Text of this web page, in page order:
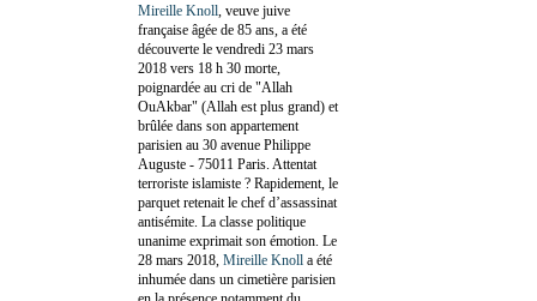
Mireille Knoll , veuve juive
française âgée de 85 ans, a été
découverte le vendredi 23 mars
2018 vers 18 h 30 morte,
poignardée au cri de "Allah
OuAkbar" (Allah est plus grand) et
brûlée dans son appartement
parisien au 30 avenue Philippe
Auguste - 75011 Paris. Attentat
terroriste islamiste ? Rapidement, le
parquet retenait le chef d’assassinat
antisémite. La classe politique
unanime exprimait son émotion. Le
28 mars 2018, Mireille Knoll a été
inhumée dans un cimetière parisien